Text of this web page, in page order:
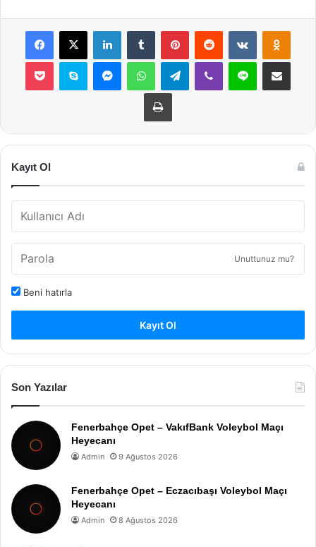
Facebook
X LinkedInTumblr PinterestReddit VKontakte
Pocket Skype MessengerWhatsAppTelegramViber Line E-Posta ile
Yazdır
Kayıt Ol
Unuttunuz mu?
Beni hatırla
Kayıt Ol
Son Yazılar
Fenerbahçe Opet – VakıfBank Voleybol Maçı
Heyecanı
Admin 9 Ağustos 2026
Fenerbahçe Opet – Eczacıbaşı Voleybol Maçı
Heyecanı
Admin 8 Ağustos 2026